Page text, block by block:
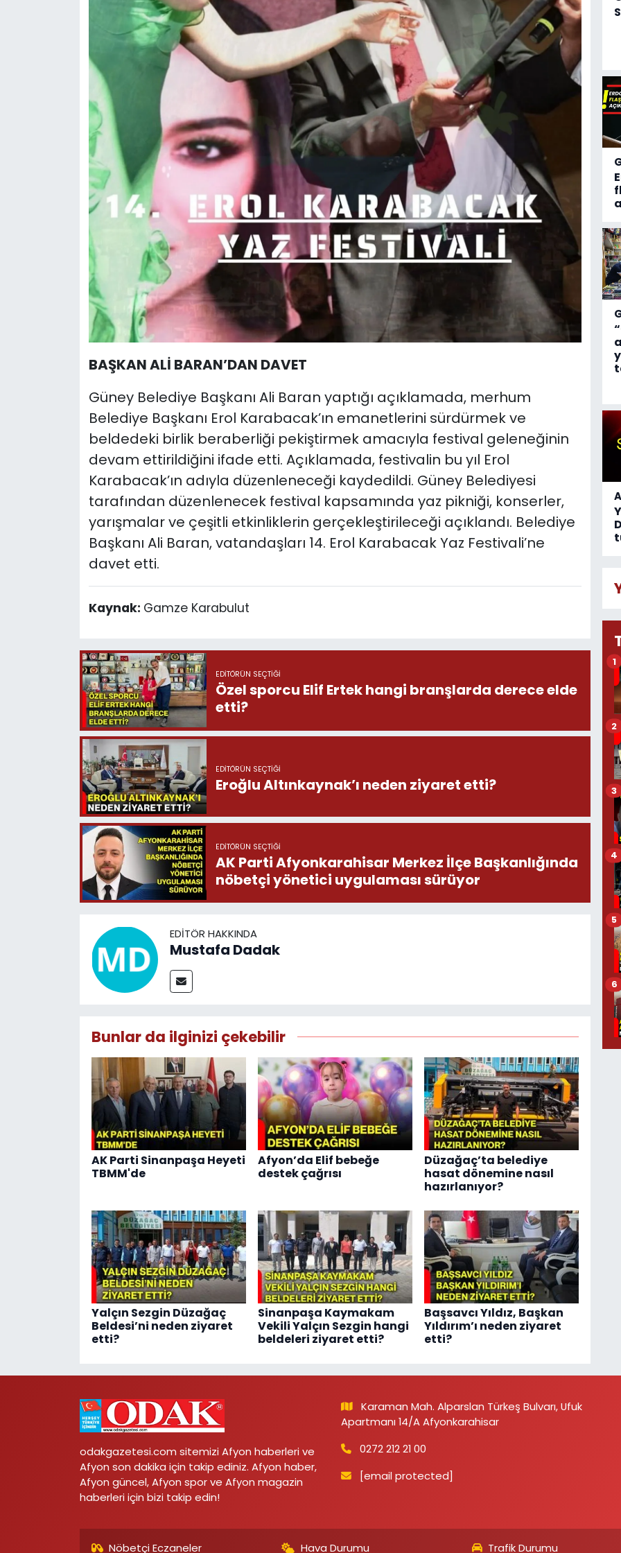
BAŞKAN ALİ BARAN’DAN DAVET
Güney Belediye Başkanı Ali Baran yaptığı açıklamada, merhum
Belediye Başkanı Erol Karabacak’ın emanetlerini sürdürmek ve
beldedeki birlik beraberliği pekiştirmek amacıyla festival geleneğinin
devam ettirildiğini ifade etti. Açıklamada, festivalin bu yıl Erol
Karabacak’ın adıyla düzenleneceği kaydedildi. Güney Belediyesi
tarafından düzenlenecek festival kapsamında yaz pikniği, konserler,
yarışmalar ve çeşitli etkinliklerin gerçekleştirileceği açıklandı. Belediye
Başkanı Ali Baran, vatandaşları 14. Erol Karabacak Yaz Festivali’ne
davet etti.
Kaynak: Gamze Karabulut
EDITÖRÜN SEÇTIĞI
Özel sporcu Elif Ertek hangi branşlarda derece elde
etti?
EDITÖRÜN SEÇTIĞI
Eroğlu Altınkaynak’ı neden ziyaret etti?
EDITÖRÜN SEÇTIĞI
AK Parti Afyonkarahisar Merkez İlçe Başkanlığında
nöbetçi yönetici uygulaması sürüyor
EDITÖR HAKKINDA
Mustafa Dadak
Bunlar da ilginizi çekebilir
AK Parti Sinanpaşa Heyeti
TBMM'de
Afyon’da Elif bebeğe
destek çağrısı
Düzağaç’ta belediye
hasat dönemine nasıl
hazırlanıyor?
Yalçın Sezgin Düzağaç
Beldesi’ni neden ziyaret
etti?
Sinanpaşa Kaymakam
Vekili Yalçın Sezgin hangi
beldeleri ziyaret etti?
Başsavcı Yıldız, Başkan
Yıldırım’ı neden ziyaret
etti?
1
2
3
4
5
6
odakgazetesi.com sitemizi Afyon haberleri ve
Afyon son dakika için takip ediniz. Afyon haber,
Afyon güncel, Afyon spor ve Afyon magazin
haberleri için bizi takip edin!
Karaman Mah. Alparslan Türkeş Bulvarı, Ufuk
Apartmanı 14/A Afyonkarahisar
0272 212 21 00
[email protected]
Nöbetçi Eczaneler Hava Durumu Trafik Durumu